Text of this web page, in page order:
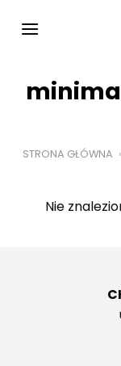
STRONA GŁÓWNA
Nie